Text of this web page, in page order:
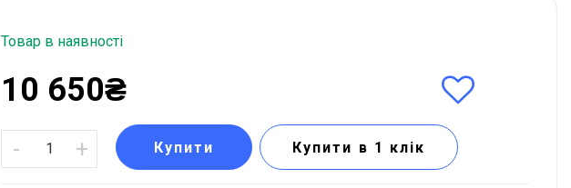
Товар в наявності
10 650₴
- + Купити Купити в 1 клік